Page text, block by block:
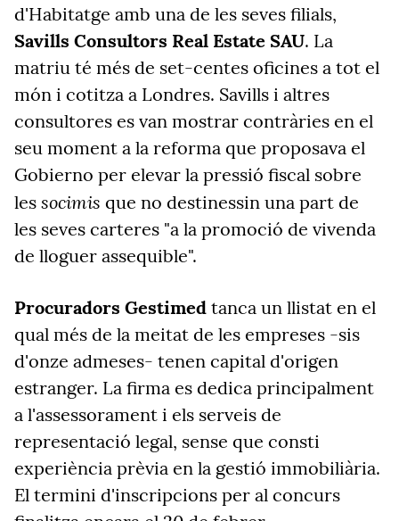
d'Habitatge amb una de les seves filials,
Savills Consultors Real Estate SAU. La
matriu té més de set-centes oficines a tot el
món i cotitza a Londres. Savills i altres
consultores es van mostrar contràries en el
seu moment a la reforma que proposava el
Gobierno per elevar la pressió fiscal sobre
les socimis que no destinessin una part de
les seves carteres "a la promoció de vivenda
de lloguer assequible".
Procuradors Gestimed tanca un llistat en el
qual més de la meitat de les empreses -sis
d'onze admeses- tenen capital d'origen
estranger. La firma es dedica principalment
a l'assessorament i els serveis de
representació legal, sense que consti
experiència prèvia en la gestió immobiliària.
El termini d'inscripcions per al concurs